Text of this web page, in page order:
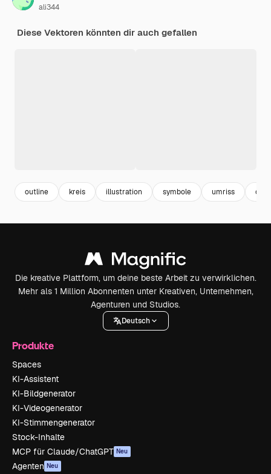
ali344
Diese Vektoren könnten dir auch gefallen
outline kreis illustration symbole umriss
Die kreative Plattform, um deine beste Arbeit zu verwirklichen.
Mehr als 1 Million Abonnenten unter Kreativen, Unternehmen,
Agenturen und Studios.
Deutsch
Produkte
Spaces
KI-Assistent
KI-Bildgenerator
KI-Videogenerator
KI-Stimmengenerator
Stock-Inhalte
MCP für Claude/ChatGPT Neu
Agenten Neu